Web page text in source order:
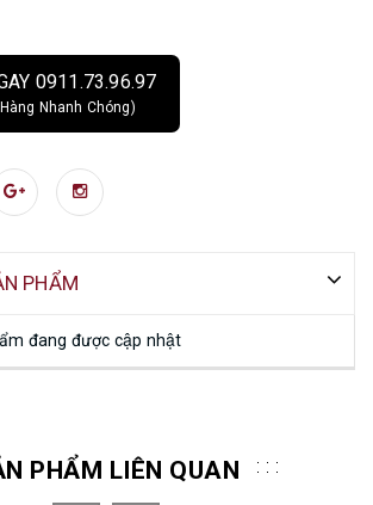
0911.73.96.97
Nhanh Chóng)
PHẨM
đang được cập nhật
PHẨM LIÊN QUAN